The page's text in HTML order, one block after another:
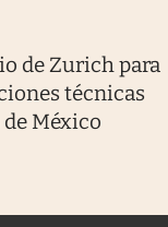
de Zurich para
técnicas
México